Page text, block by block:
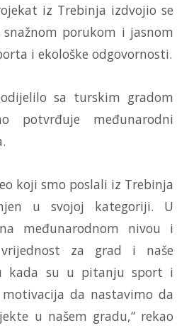
iz Trebinja izdvojio se
porukom i jasnom
i ekološke odgovornosti.
sa turskim gradom
potvrđuje međunarodni
koji smo poslali iz Trebinja
u svojoj kategoriji. U
međunarodnom nivou i
za grad i naše
kada su u pitanju sport i
da nastavimo da
u našem gradu,“ rekao